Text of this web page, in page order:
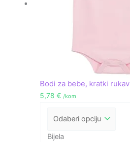
Bodi za bebe, kratki rukav
5,78 € /kom
Bijela